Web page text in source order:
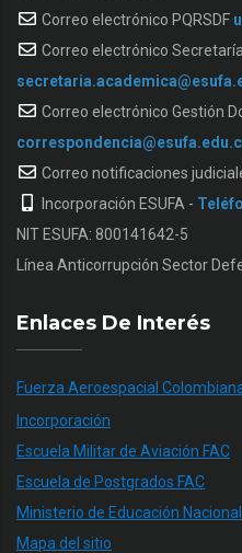
Correo electrónico PQRSDF
Correo electrónico
Correo electrónico Gestión
Correo notificaciones
Incorporación ESUFA -
NIT ESUFA: 800141642-5
Línea Anticorrupción Sector
Enlaces De Interés
Fuerza Aeroespacial
Incorporación
Escuela Militar de Aviación FAC
Escuela de Postgrados FAC
Ministerio de Educación Nacional
Mapa del sitio